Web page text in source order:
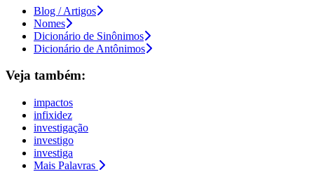
Blog / Artigos
Nomes
Dicionário de Sinônimos
Dicionário de Antônimos
Veja também:
impactos
infixidez
investigação
investigo
investiga
Mais Palavras